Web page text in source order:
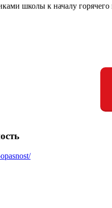
школы к началу горячего